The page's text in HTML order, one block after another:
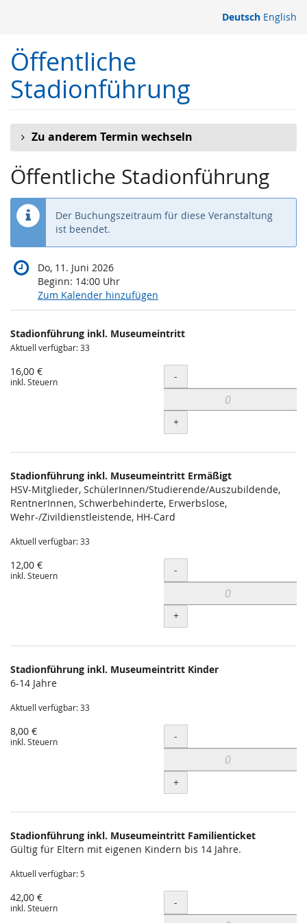
springen
Deutsch English
Öffentliche
Stadionführung
Zu anderem Termin wechseln
Öffentliche Stadionführung
Der Buchungszeitraum für diese Veranstaltung
ist beendet.
Do, 11. Juni 2026
Beginn: 14:00 Uhr
Zum Kalender hinzufügen
Produkte
Unkategorisierte
Produkte
Stadionführung inkl. Museumeintritt
Aktuell verfügbar: 33
16,00 €
inkl. Steuern Menge
-
+
Stadionführung inkl. Museumeintritt Ermäßigt
HSV-Mitglieder, SchülerInnen/Studierende/Auszubildende,
RentnerInnen, Schwerbehinderte, Erwerbslose,
Wehr-/Zivildienstleistende, HH-Card
Aktuell verfügbar: 33
12,00 €
inkl. Steuern Menge
-
+
Stadionführung inkl. Museumeintritt Kinder
6-14 Jahre
Aktuell verfügbar: 33
8,00 €
inkl. Steuern Menge
-
+
Stadionführung inkl. Museumeintritt Familienticket
Gültig für Eltern mit eigenen Kindern bis 14 Jahre.
Aktuell verfügbar: 5
42,00 €
inkl. Steuern Menge
-